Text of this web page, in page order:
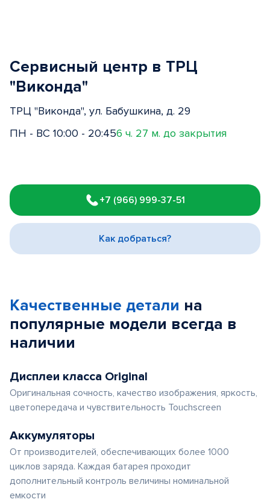
Сервисный центр в ТРЦ
"Виконда"
ТРЦ "Виконда", ул. Бабушкина, д. 29
ПН - ВС 10:00 - 20:456 ч. 27 м. до закрытия
1
of
3
+7 (966) 999-37-51
Как добраться?
Качественные детали на
популярные модели всегда в
наличии
Дисплеи класса Original
Оригинальная сочность, качество изображения, яркость,
цветопередача и чувствительность Touchscreen
Аккумуляторы
От производителей, обеспечивающих более 1000
циклов заряда. Каждая батарея проходит
дополнительный контроль величины номинальной
емкости